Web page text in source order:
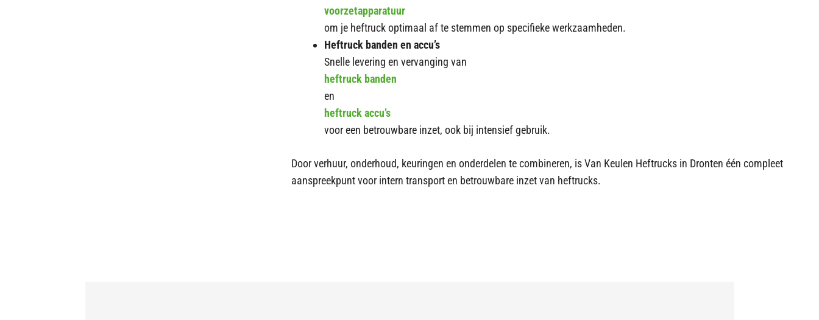
voorzetapparatuur
om je heftruck optimaal af te stemmen op specifieke werkzaamheden.
Heftruck banden en accu’s
Snelle levering en vervanging van
heftruck banden
en
heftruck accu’s
voor een betrouwbare inzet, ook bij intensief gebruik.
Door verhuur, onderhoud, keuringen en onderdelen te combineren, is Van Keulen Heftrucks in Dronten één compleet
aanspreekpunt voor intern transport en betrouwbare inzet van heftrucks.